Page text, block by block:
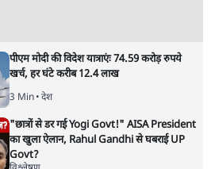
समझौताः क्या यूरोप की ओर भारत
नज़रिया है या वैश्विक दबावों और